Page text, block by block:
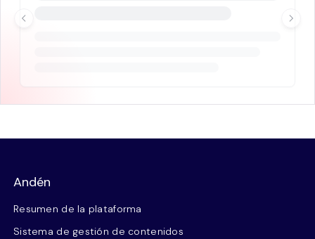
Andén
Resumen de la plataforma
Sistema de gestión de contenidos